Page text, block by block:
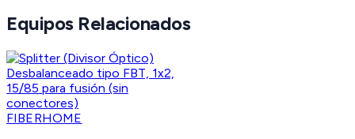
Equipos Relacionados
FIBERHOME